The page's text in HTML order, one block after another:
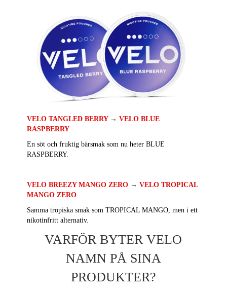
VELO TANGLED BERRY→ VELO BLUE
RASPBERRY
En söt och fruktig bärsmak som nu heter BLUE
RASPBERRY.
VELO BREEZY MANGO ZERO→ VELO TROPICAL
MANGO ZERO
Samma tropiska smak som TROPICAL MANGO, men i ett
nikotinfritt alternativ.
VARFÖR BYTER VELO
NAMN PÅ SINA
PRODUKTER?